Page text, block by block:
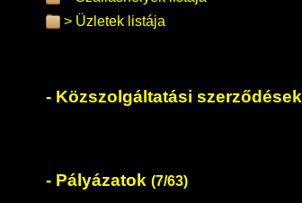
Üzletek listája
Közszolgáltatási szerződések
Pályázatok (7/63)